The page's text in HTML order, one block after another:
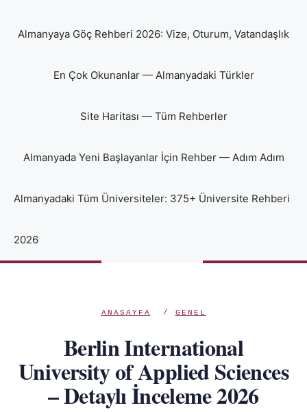
Almanyaya Göç Rehberi 2026: Vize, Oturum, Vatandaşlık
En Çok Okunanlar — Almanyadaki Türkler
Site Haritası — Tüm Rehberler
Almanyada Yeni Başlayanlar İçin Rehber — Adım Adım
Almanyadaki Tüm Üniversiteler: 375+ Üniversite Rehberi
2026
ANASAYFA / GENEL
Berlin International
University of Applied Sciences
– Detaylı İnceleme 2026